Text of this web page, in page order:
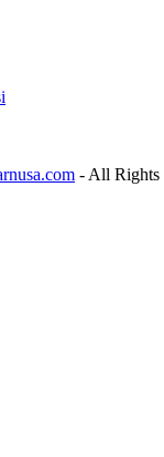
- All Rights